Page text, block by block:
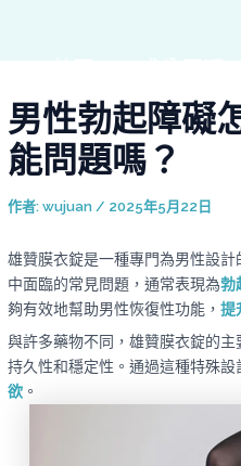
男性勃起障礙
能問題嗎？
作者: wujuan / 2025年5月22日
雄贊膜衣錠是一種專門為男性設
中面臨的常見問題，通常表現為勃
夠有效地幫助男性恢復性功能， 提
與許多藥物不同，雄贊膜衣錠的
持久性和穩定性。通過這種特殊
欲 。